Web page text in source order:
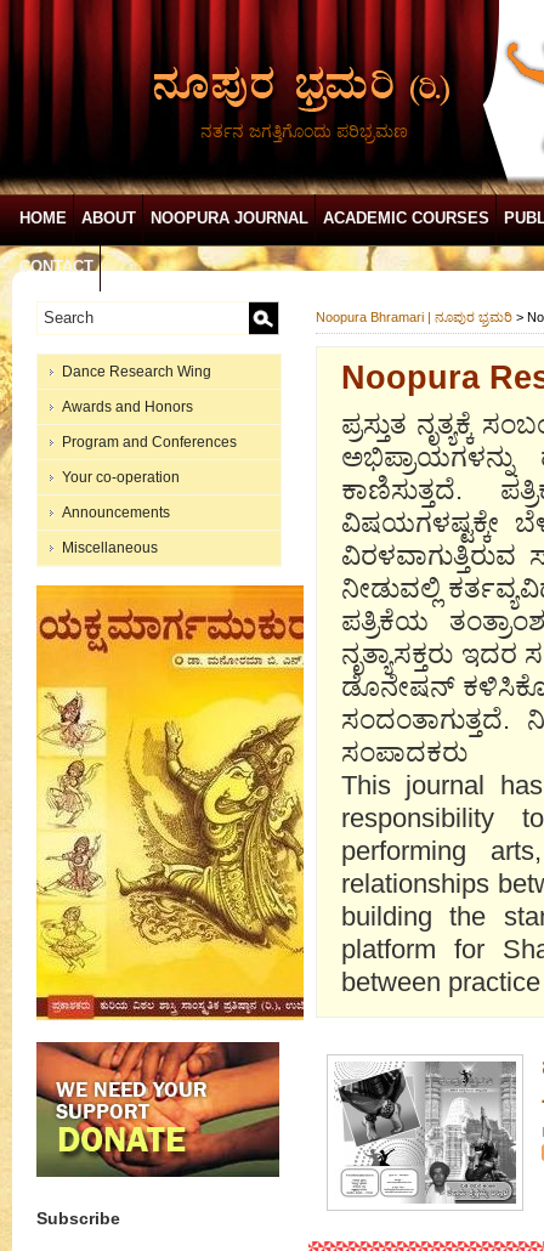
ನರ್ತನ ಜಗತ್ತಿಗೊಂದು ಪರಿಭ್ರಮಣ
HOME ABOUT NOOPURA JOURNAL ACADEMIC COURSES
CONTACT
Dance Research Wing
Awards and Honors
Program and Conferences
Your co-operation
Announcements
Miscellaneous
Subscribe
Noopura Bhramari | ನೂಪುರ ಭ್ರಮರಿ >
Noopura
ಪ್ರಸ್ತುತ ನೃತ್ಯಕ್ಕೆ
ಕಾಣಿಸುತ್ತದೆ.
ವಿಷಯಗಳಷ್ಟಕ್ಕೇ
ವಿರಳವಾಗುತ್ತಿರುವ
ನೀಡುವಲ್ಲಿ
ಪತ್ರಿಕೆಯ
ನೃತ್ಯಾಸಕ್ತರು
ಡೊನೇಷನ್
ಸಂಪಾದಕರು
This journal
responsibility
performing
relationships
building the
platform for
between